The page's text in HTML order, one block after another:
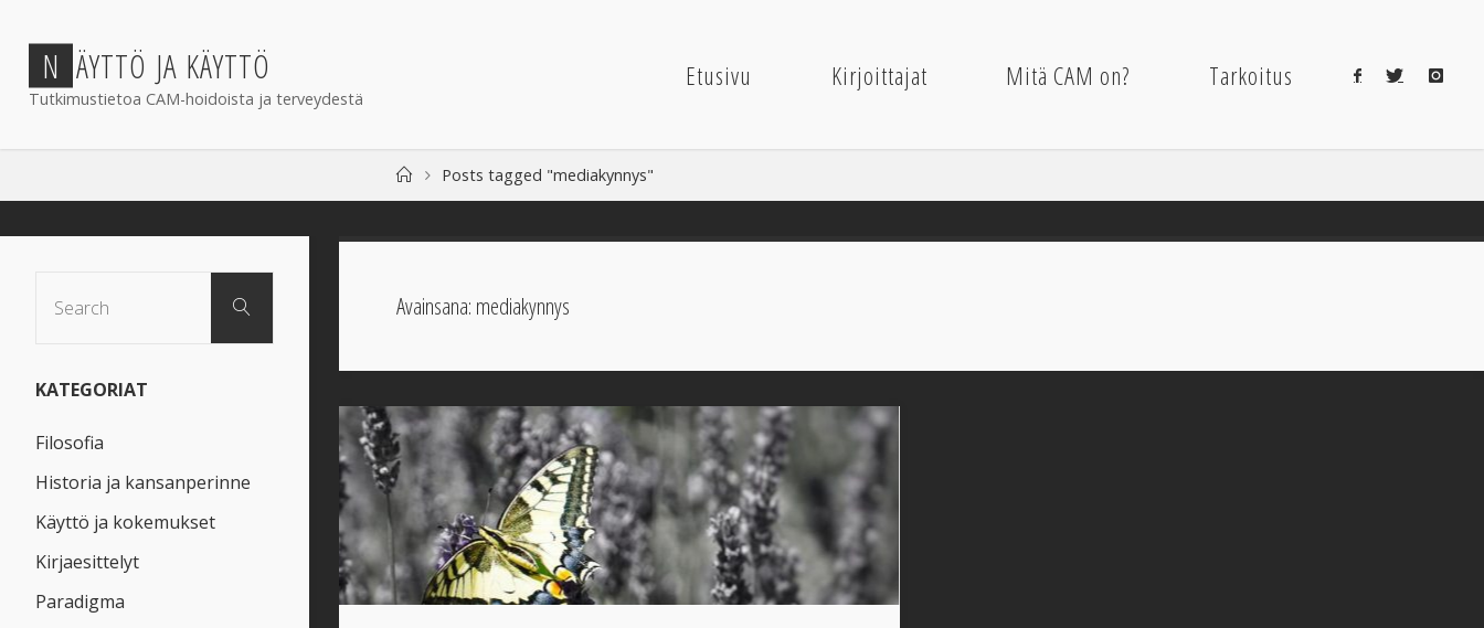
content
N ÄYTTÖ JA KÄYTTÖ
Tutkimustietoa CAM-hoidoista ja terveydestä
Etusivu Kirjoittajat Mitä CAM on? Tarkoitus
HomePosts tagged "mediakynnys"
Avainsana: mediakynnys
Search
KATEGORIAT
Filosofia
Historia ja kansanperinne
Käyttö ja kokemukset
Kirjaesittelyt
Paradigma